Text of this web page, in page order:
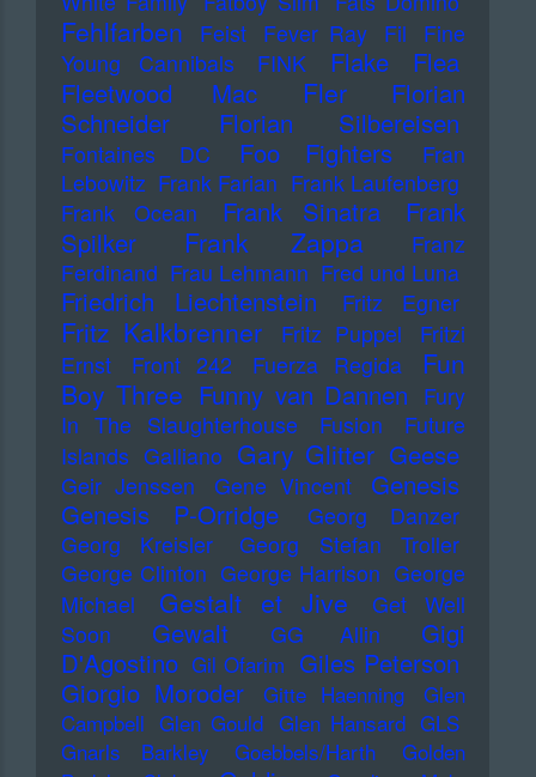
Fehlfarben Feist Fever Ray Fil
Fine
Young Cannibals
FINK Flake
Flea
Fleetwood Mac
Fler
Florian
Schneider
Florian Silbereisen
Fontaines DC Foo Fighters
Fran
Lebowitz Frank Farian Frank Laufenberg
Frank Ocean
Frank Sinatra
Frank
Spilker
Frank Zappa
Franz
Ferdinand Frau Lehmann Fred und Luna
Friedrich Liechtenstein Fritz Egner
Fritz Kalkbrenner Fritz Puppel
Fritzi
Ernst
Front 242 Fuerza Regida
Fun
Boy Three Funny van Dannen Fury
In The Slaughterhouse
Fusion
Future
Islands Galliano Gary Glitter Geese
Geir Jenssen Gene Vincent
Genesis
Genesis P-Orridge
Georg Danzer
Georg Kreisler
Georg Stefan Troller
George Clinton George Harrison George
Michael
Gestalt et Jive
Get Well
Soon
Gewalt GG Allin
Gigi
D'Agostino Gil Ofarim Giles Peterson
Giorgio Moroder
Gitte Haenning
Glen
Campbell Glen Gould Glen Hansard GLS
Gnarls Barkley
Goebbels/Harth
Golden